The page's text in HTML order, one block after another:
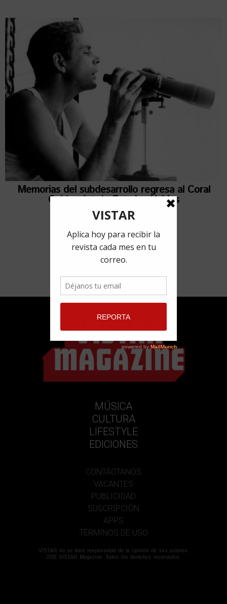
Memorias del subdesarrollo regresa al Coral
Gables Art de Estados Unidos
22 febrero, 2018 por Ailén Rivero
MÚSICA
CULTURA
LIFESTYLE
EDICIONES
CONTÁCTANOS
VACANTES
PUBLICIDAD
SUSCRIPCIÓN
APPS
TÉRMINOS DE USO
VISTAR no se hace responsable de la opinión de sus autores.
2018 VISTAR Magazine. Todos los derechos reservados.